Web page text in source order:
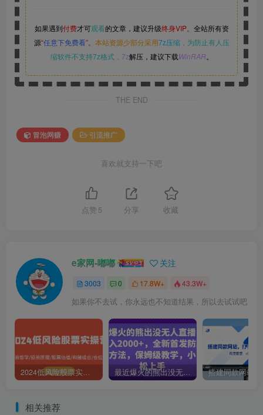
如果遇到付费才可观看的文章，建议升级终身VIP。 全站所有资
源“任意下免费看”。 本站资源少部分采用7z压缩， 为防止有人压
缩软件不支持7z格式，7z解压，建议下载WinRAR。
THE END
冒泡网赚 引流推广
喜欢就支持一下吧
点赞 5 分享 收藏
e家网-嘟嘟 关注
3003 0 17.8W+ 43.3W+
如果你不去试，你永远也不知道结果，所以去试试吧
2024低风险股票实操营：投资哲学/投资原理/股票估值/构建组合/仓位控制 最近爆火的熊出没无人直播，轻松日入2000+，全新首发防版权违规方法【揭秘】
相关推荐